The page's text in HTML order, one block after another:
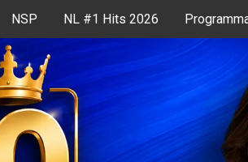
NSP NL #1 Hits 2026